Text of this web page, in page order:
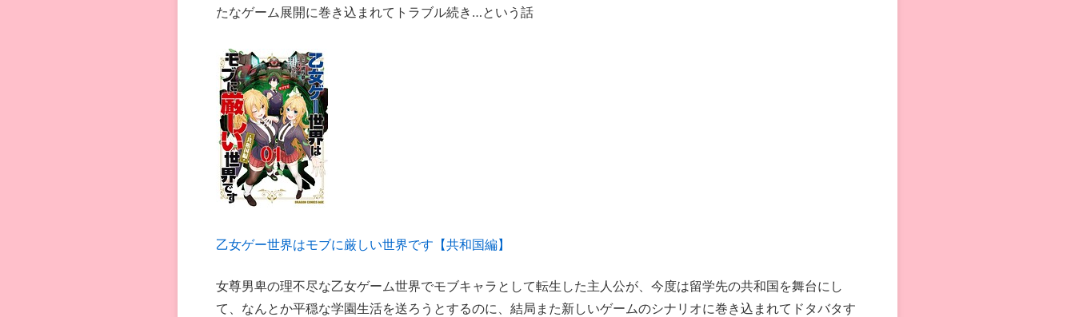
たなゲーム展開に巻き込まれてトラブル続き…という話
乙女ゲー世界はモブに厳しい世界です【共和国編】
女尊男卑の理不尽な乙女ゲーム世界でモブキャラとして転生した主人公が、今度は留学先の共和国を舞台にし
て、なんとか平穏な学園生活を送ろうとするのに、結局また新しいゲームのシナリオに巻き込まれてドタバタす